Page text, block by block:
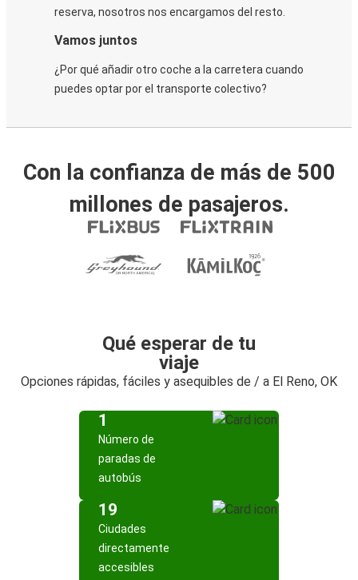
reserva, nosotros nos encargamos del resto.
Vamos juntos
¿Por qué añadir otro coche a la carretera cuando
puedes optar por el transporte colectivo?
Con la confianza de más de 500
millones de pasajeros.
Qué esperar de tu
viaje
Opciones rápidas, fáciles y asequibles de / a El Reno, OK
1
Número de
paradas de
autobús
19
Ciudades
directamente
accesibles